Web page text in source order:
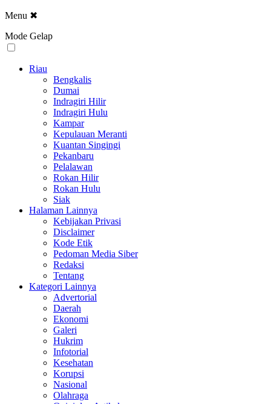
Menu ✖
Mode Gelap
Riau
Bengkalis
Dumai
Indragiri Hilir
Indragiri Hulu
Kampar
Kepulauan Meranti
Kuantan Singingi
Pekanbaru
Pelalawan
Rokan Hilir
Rokan Hulu
Siak
Halaman Lainnya
Kebijakan Privasi
Disclaimer
Kode Etik
Pedoman Media Siber
Redaksi
Tentang
Kategori Lainnya
Advertorial
Daerah
Ekonomi
Galeri
Hukrim
Infotorial
Kesehatan
Korupsi
Nasional
Olahraga